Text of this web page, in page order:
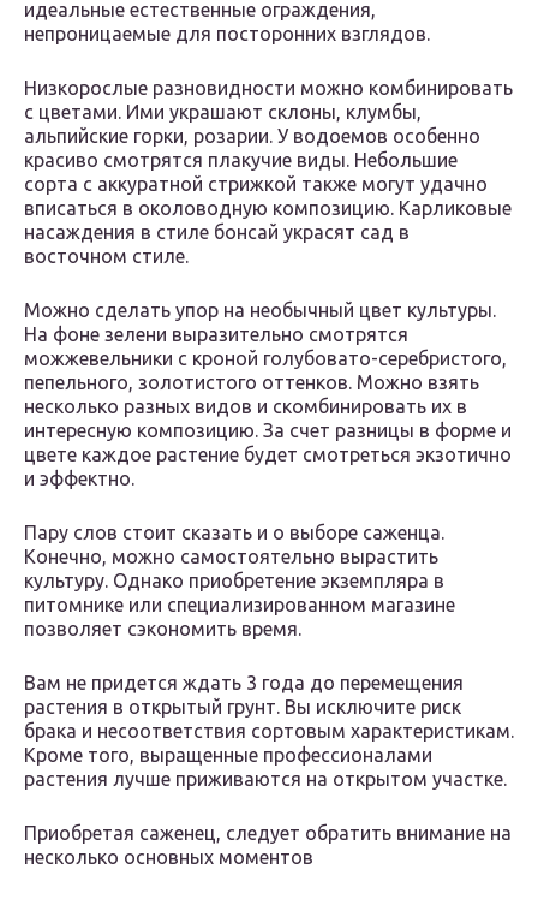
идеальные естественные ограждения,
непроницаемые для посторонних взглядов.
Низкорослые разновидности можно комбинировать
с цветами. Ими украшают склоны, клумбы,
альпийские горки, розарии. У водоемов особенно
красиво смотрятся плакучие виды. Небольшие
сорта с аккуратной стрижкой также могут удачно
вписаться в околоводную композицию. Карликовые
насаждения в стиле бонсай украсят сад в
восточном стиле.
Можно сделать упор на необычный цвет культуры.
На фоне зелени выразительно смотрятся
можжевельники с кроной голубовато-серебристого,
пепельного, золотистого оттенков. Можно взять
несколько разных видов и скомбинировать их в
интересную композицию. За счет разницы в форме и
цвете каждое растение будет смотреться экзотично
и эффектно.
Пару слов стоит сказать и о выборе саженца.
Конечно, можно самостоятельно вырастить
культуру. Однако приобретение экземпляра в
питомнике или специализированном магазине
позволяет сэкономить время.
Вам не придется ждать 3 года до перемещения
растения в открытый грунт. Вы исключите риск
брака и несоответствия сортовым характеристикам.
Кроме того, выращенные профессионалами
растения лучше приживаются на открытом участке.
Приобретая саженец, следует обратить внимание на
несколько основных моментов